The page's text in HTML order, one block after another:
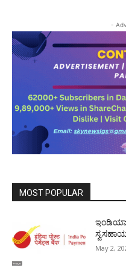
-
MOST POPULAR
ಇಂಡಿಯಾ
May 2,